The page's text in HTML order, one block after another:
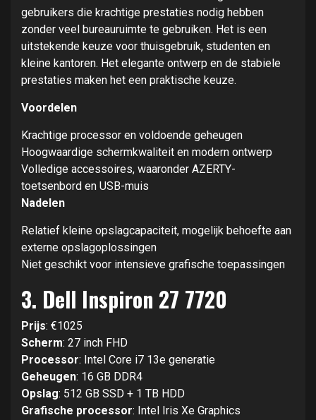
gebruikers die krachtige prestaties nodig hebben
zonder veel bureauruimte te gebruiken. Het is een
uitstekende keuze voor thuisgebruik, studenten en
kleine kantoren. Het elegante ontwerp en de stabiele
prestaties maken het een praktische keuze.
Voordelen
Krachtige processor en voldoende geheugen
Hoogwaardige schermkwaliteit en modern ontwerp
Volledige accessoires, waaronder AZERTY-
toetsenbord en USB-muis
Nadelen
Relatief kleine opslagcapaciteit, mogelijk behoefte aan
externe opslagoplossingen
Niet geschikt voor intensieve grafische toepassingen
3. Dell Inspiron 27 7720
Prijs: €1025
Scherm: 27 inch FHD
Processor: Intel Core i7 13e generatie
Geheugen: 16 GB DDR4
Opslag: 512 GB SSD + 1 TB HDD
Grafische processor: Intel Iris Xe Graphics